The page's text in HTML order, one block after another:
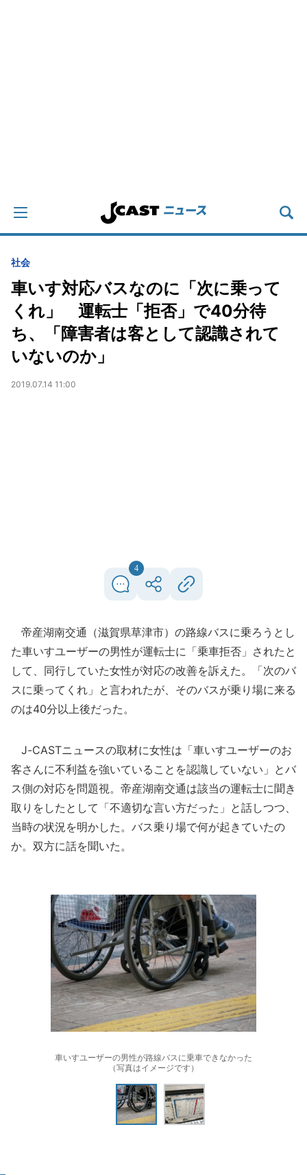
社会
車いす対応バスなのに「次に乗って
くれ」 運転士「拒否」で40分待
ち、「障害者は客として認識されて
いないのか」
2019.07.14 11:00
4
帝産湖南交通（滋賀県草津市）の路線バスに乗ろうとし
た車いすユーザーの男性が運転士に「乗車拒否」されたと
して、同行していた女性が対応の改善を訴えた。「次のバ
スに乗ってくれ」と言われたが、そのバスが乗り場に来る
のは40分以上後だった。
J-CASTニュースの取材に女性は「車いすユーザーのお
客さんに不利益を強いていることを認識していない」とバ
ス側の対応を問題視。帝産湖南交通は該当の運転士に聞き
取りをしたとして「不適切な言い方だった」と話しつつ、
当時の状況を明かした。バス乗り場で何が起きていたの
か。双方に話を聞いた。
車いすユーザーの男性が路線バスに乗車できなかった
（写真はイメージです）